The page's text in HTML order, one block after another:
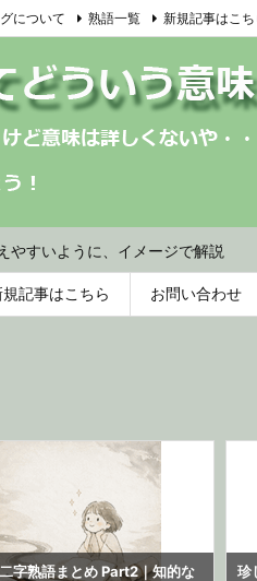
やすいように、イメージで解説
規記事はこちら お問い合わせ
について 熟語一覧 新規記事はこち
字熟語まとめ Part2｜知的な
珍